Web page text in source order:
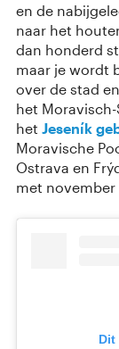
en de
naar het
dan honderd
maar je wordt
over de stad
het
het Jeseník
Moravische
Ostrava en
met november
Dit